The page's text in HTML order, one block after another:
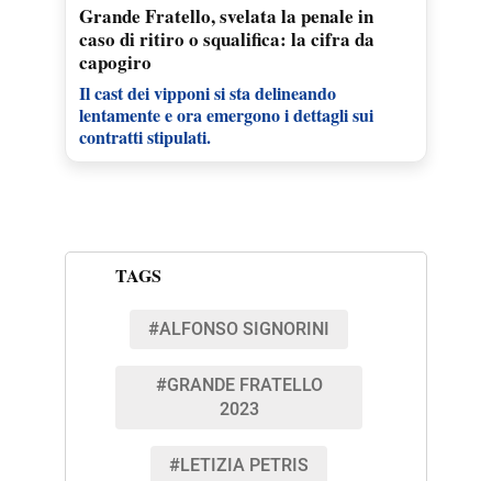
Grande Fratello, svelata la penale in
caso di ritiro o squalifica: la cifra da
capogiro
Il cast dei vipponi si sta delineando
lentamente e ora emergono i dettagli sui
contratti stipulati.
TAGS
#ALFONSO SIGNORINI
#GRANDE FRATELLO
2023
#LETIZIA PETRIS